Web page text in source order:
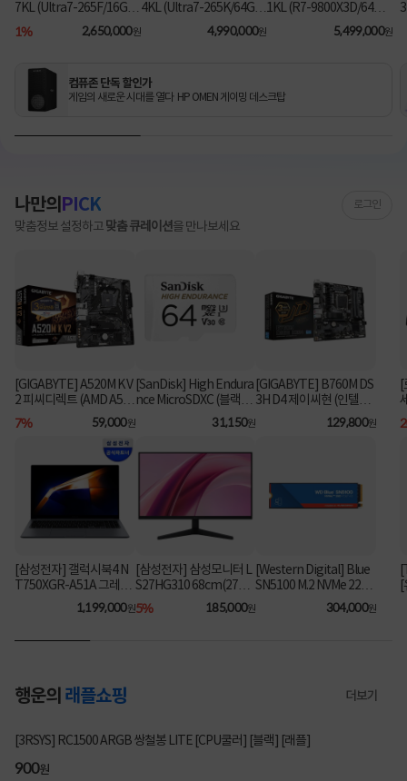
7KL (Ultra7-265F/16GB/
1TB/RX9060XT/FD) [기
1% 2,650,000원
4KL (Ultra7-265K/64GB/
2TB/RTX5070Ti/FD) 3
쿠폰★
4,990,000원
1KL (R7-9800X3D/64G
B/1TB/RTX5080/FD) [기
5,499,000원
컴퓨존 단독 할인가
게임의 새로운 시대를 열다 HP OMEN 게이밍 데스크탑
나만의 PICK 로그인
맞춤정보 설정하고맞춤 큐레이션을 만나보세요
[GIGABYTE] A520M K V
2 피씨디렉트 (AMD A52
0/M-ATX) ⚡플래티넘 특
7% 59,000원
[SanDisk] High Endura
nce MicroSDXC (블랙박
스&CCTV전용) 64GB
[어댑터포함] [SDSQQN
31,150원
[GIGABYTE] B760M DS
3H D4 제이씨현 (인텔B7
129,800원
[삼성전자] 갤럭시북4 N
T750XGR-A51A 그레이
(i5-1335U/16GB/256G
B/FD) [기본제품] [최대
1,199,000원
[삼성전자] 삼성모니터 L
S27HG310 68cm(27인
치) FHD IPS 144Hz 사무
용 ▶ LS27F322 후속 모
5% 185,000원
[Western Digital] Blue
SN5100 M.2 NVMe 2280
[1TB] ▶ SN5000 후속
304,000원
행운의 래플쇼핑 더보기
200원
2802명 참여
[3RSYS] RC1500 ARGB 쌍철봉 LITE [CPU쿨러] [블랙] [래플]
900원
200원
900원